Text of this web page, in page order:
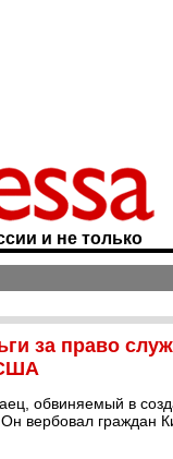
и не только
за право
обвиняемый в
. Он вербовал граждан